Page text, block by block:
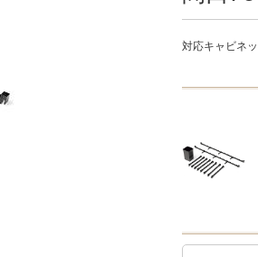
対応キャビネ